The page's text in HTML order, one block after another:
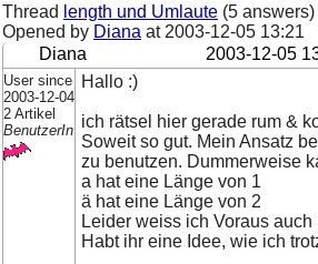
Thread length und Umlaute (5 answers)
Opened by Diana at 2003-12-05 13:21
Diana
2003-12-05
User since
2003-12-04
2 Artikel
BenutzerIn
Hallo :)
ich rätsel hier gerade rum &
Soweit so gut. Mein Ansatz
zu benutzen. Dummerweise
a hat eine Länge von 1
ä hat eine Länge von 2
Leider weiss ich Voraus
Habt ihr eine Idee, wie ich